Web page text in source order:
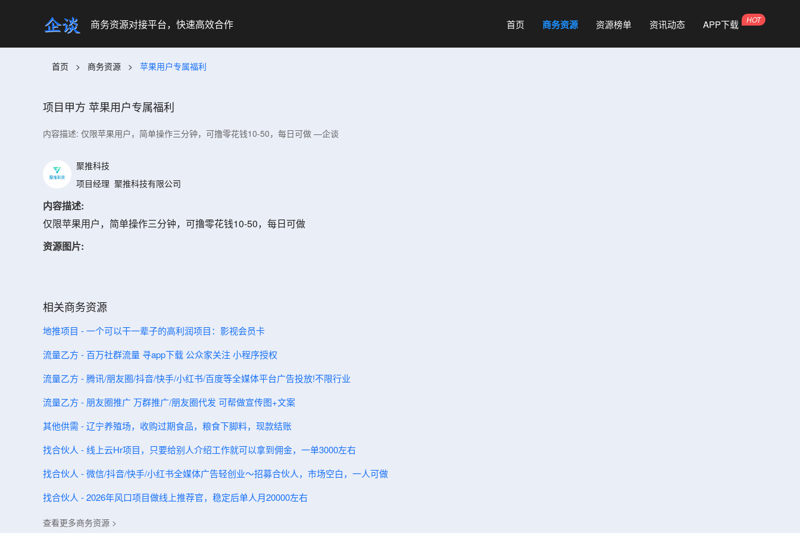
商务资源对接平台，快速高效合作 首页 商务资源 资源榜单 资讯动态 APP下载
首页 > 商务资源 > 苹果用户专属福利
项目甲方 苹果用户专属福利
内容描述: 仅限苹果用户，简单操作三分钟，可撸零花钱10-50，每日可做 —企谈
聚推科技
项目经理 聚推科技有限公司
内容描述:
仅限苹果用户，简单操作三分钟，可撸零花钱10-50，每日可做
资源图片:
相关商务资源
地推项目 - 一个可以干一辈子的高利润项目：影视会员卡
流量乙方 - 百万社群流量 寻app下载 公众家关注 小程序授权
流量乙方 - 腾讯/朋友圈/抖音/快手/小红书/百度等全媒体平台广告投放!不限行业
流量乙方 - 朋友圈推广 万群推广/朋友圈代发 可帮做宣传图+文案
其他供需 - 辽宁养殖场，收购过期食品，粮食下脚料，现款结账
找合伙人 - 线上云Hr项目，只要给别人介绍工作就可以拿到佣金，一单3000左右
找合伙人 - 微信/抖音/快手/小红书全媒体广告轻创业～招募合伙人，市场空白，一人可做
找合伙人 - 2026年风口项目做线上推荐官，稳定后单人月20000左右
查看更多商务资源 >